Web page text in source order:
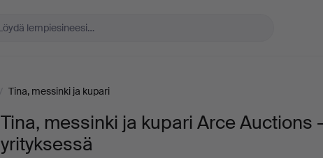
/ Tina, messinki ja kupari
Tina, messinki ja kupari Arce Auctions -
yrityksessä